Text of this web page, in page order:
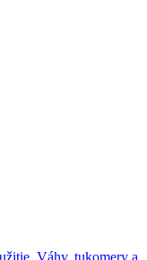
Váhy, tukomery a